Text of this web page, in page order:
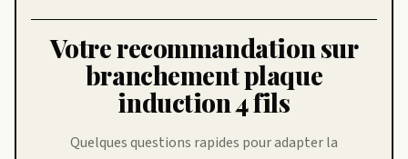
Votre recommandation sur
branchement plaque
induction 4 fils
Quelques questions rapides pour adapter la